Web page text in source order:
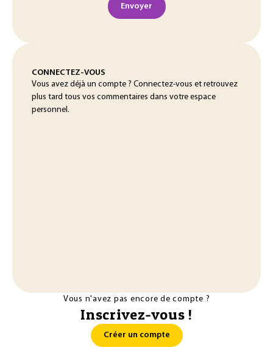
Envoyer
CONNECTEZ-VOUS
Vous avez déjà un compte ? Connectez-vous et retrouvez
plus tard tous vos commentaires dans votre espace
personnel.
Vous n'avez pas encore de compte ?
Inscrivez-vous !
Créer un compte